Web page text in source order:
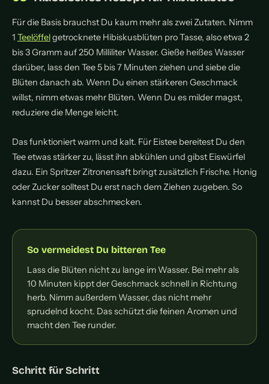
Für die Basis brauchst Du kaum mehr als zwei Zutaten. Nimm
1 Teelöffelgetrocknete Hibiskusblüten pro Tasse, also etwa 2
bis 3 Gramm auf 250 Milliliter Wasser. Gieße heißes Wasser
darüber, lass den Tee 5 bis 7 Minuten ziehen und siebe die
Blüten danach ab. Wenn Du einen stärkeren Geschmack
willst, nimm etwas mehr Blüten. Wenn Du es milder magst,
reduziere die Menge leicht.
Das funktioniert warm und kalt. Für Eistee bereitest Du den
Tee etwas stärker zu, lässt ihn abkühlen und gibst Eiswürfel
dazu. Ein Spritzer Zitronensaft bringt zusätzlich Frische. Honig
oder Zucker solltest Du erst nach dem Ziehen zugeben. So
kannst Du besser abschmecken.
So vermeidest Du bitteren Tee
Lass die Blüten nicht zu lange im Wasser. Bei mehr als
10 Minuten kippt der Geschmack schnell in Richtung
herb. Nimm außerdem Wasser, das nicht mehr
sprudelnd kocht. Das schützt die feinen Aromen und
macht den Tee runder.
Schritt für Schritt